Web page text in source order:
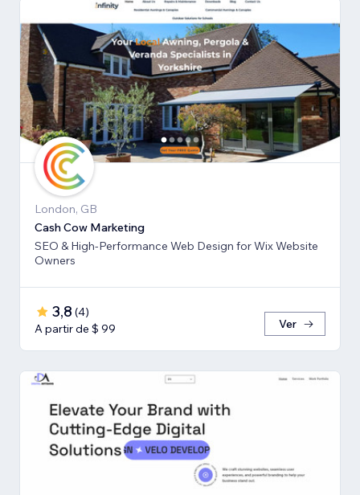
London, GB
Cash Cow Marketing
SEO & High-Performance Web Design for Wix Website
Owners
3,8 (4)
A partir de $ 99
Ver